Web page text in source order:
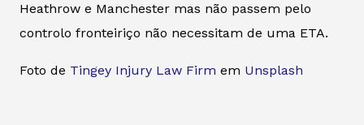
Heathrow e Manchester mas não passem pelo
controlo fronteiriço não necessitam de uma ETA.
Foto de Tingey Injury Law Firm em Unsplash